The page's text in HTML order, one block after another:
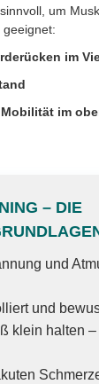
um
im
im
– DIE
und
und
klein halten